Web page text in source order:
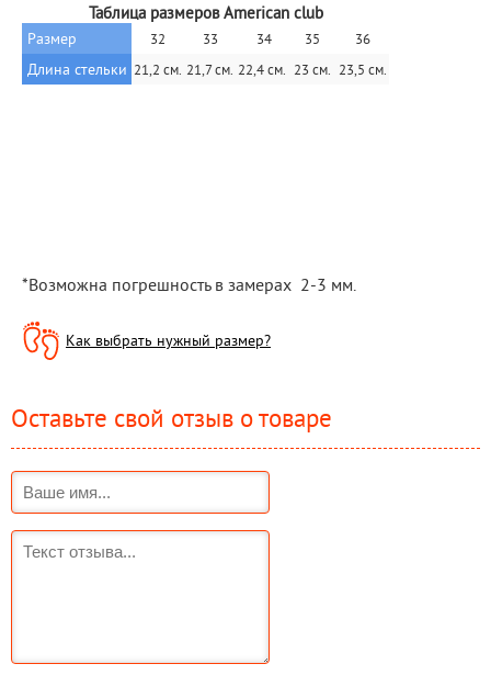
Таблица размеров American club
Размер 32 33 34 35 36
Длина стельки 21,2 см. 21,7 см. 22,4 см. 23 см. 23,5 см.
*Возможна погрешность в замерах  2-3 мм.
Как выбрать нужный размер?
Оставьте свой отзыв о товаре